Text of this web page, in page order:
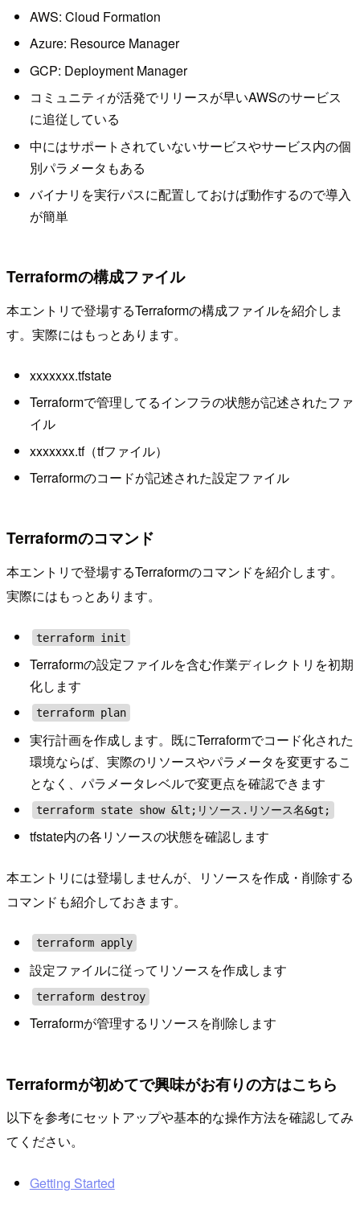
AWS: Cloud Formation
Azure: Resource Manager
GCP: Deployment Manager
コミュニティが活発でリリースが早いAWSのサービス
に追従している
中にはサポートされていないサービスやサービス内の個
別パラメータもある
バイナリを実行パスに配置しておけば動作するので導入
が簡単
Terraformの構成ファイル
本エントリで登場するTerraformの構成ファイルを紹介しま
す。実際にはもっとあります。
xxxxxxx.tfstate
Terraformで管理してるインフラの状態が記述されたファ
イル
xxxxxxx.tf（tfファイル）
Terraformのコードが記述された設定ファイル
Terraformのコマンド
本エントリで登場するTerraformのコマンドを紹介します。
実際にはもっとあります。
terraform init
Terraformの設定ファイルを含む作業ディレクトリを初期
化します
terraform plan
実行計画を作成します。既にTerraformでコード化された
環境ならば、実際のリソースやパラメータを変更するこ
となく、パラメータレベルで変更点を確認できます
terraform state show &lt;リソース.リソース名&gt;
tfstate内の各リソースの状態を確認します
本エントリには登場しませんが、リソースを作成・削除する
コマンドも紹介しておきます。
terraform apply
設定ファイルに従ってリソースを作成します
terraform destroy
Terraformが管理するリソースを削除します
Terraformが初めてで興味がお有りの方はこちら
以下を参考にセットアップや基本的な操作方法を確認してみ
てください。
Getting Started